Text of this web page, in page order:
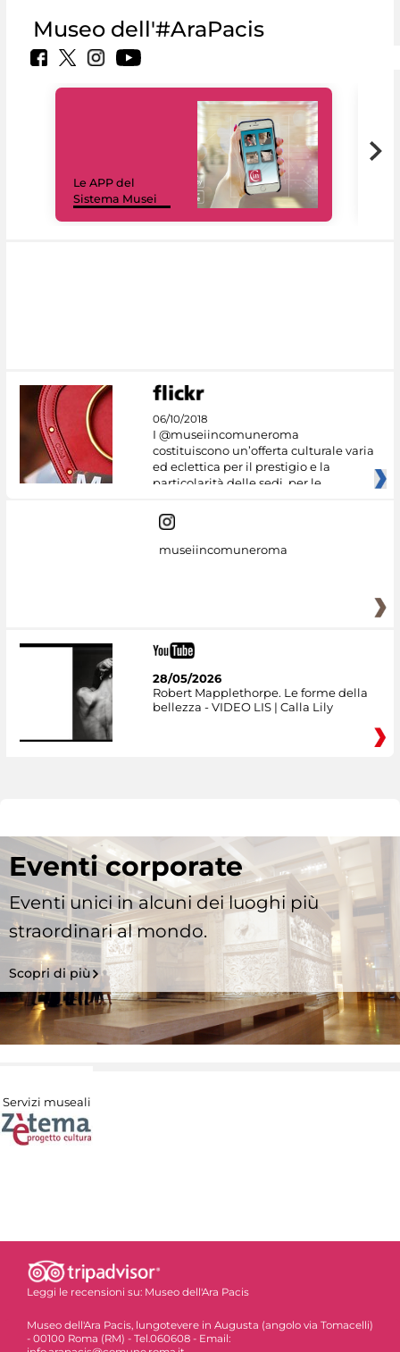
Museo dell'#AraPacis
Le APP del
Sistema Musei
06/10/2018
I @museiincomuneroma
costituiscono un’offerta culturale varia
ed eclettica per il prestigio e la
particolarità delle sedi, per le
museiincomuneroma
28/05/2026
Robert Mapplethorpe. Le forme della
bellezza - VIDEO LIS | Calla Lily
Eventi corporate
Eventi unici in alcuni dei luoghi più
straordinari al mondo.
Scopri di più
Servizi museali
Leggi le recensioni su: Museo dell'Ara Pacis
Museo dell'Ara Pacis, lungotevere in Augusta (angolo via Tomacelli)
- 00100 Roma (RM) - Tel.060608 - Email: